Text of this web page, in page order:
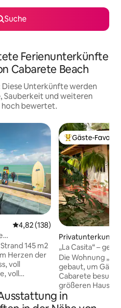
Suche
Ferienunterkünfte
Cabarete Beach
Diese Unterkünfte werden
Sauberkeit und weiteren
bewertet.
Durchschnittliche Bewertung:
4,82 (138)
145 m2
Herzen der
voll
Bucht und
Beliebter Gäste-
Gäste-Favorit
Privatunterkunft
e
„La Casita“ –
Schlafzimmer-
Die Wohnung „La
gebaut, um
Cabarete
größeren
in einem
Diese gemütliche
in